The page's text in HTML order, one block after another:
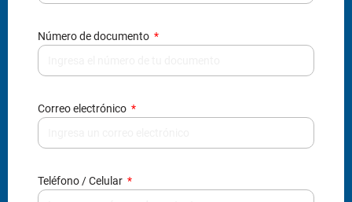
Correo electrónico
Teléfono / Celular
¿Cómo te enteraste de nosotros?